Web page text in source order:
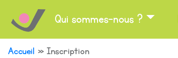
Qui sommes-nous ?
Accueil » Inscription